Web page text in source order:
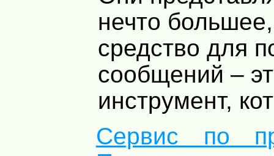
нечто
средство для
сообщений –
инструмент,
Сервис по